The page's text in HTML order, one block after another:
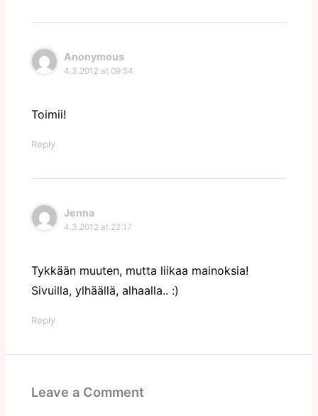
Anonymous
4.3.2012 at 09:54
Toimii!
Reply
Jenna
4.3.2012 at 22:17
Tykkään muuten, mutta liikaa mainoksia!
Sivuilla, ylhäällä, alhaalla.. :)
Reply
Leave a Comment